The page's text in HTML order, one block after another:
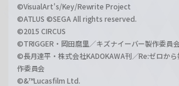
©VisualArt's/Key/Rewrite Project
©ATLUS ©SEGA All rights reserved.
©2015 CIRCUS
©TRIGGER・岡田麿里／キズナイーバー製作委員
©長月達平・株式会社KADOKAWA刊／Re:ゼロか
作委員会
©&™Lucasfilm Ltd.